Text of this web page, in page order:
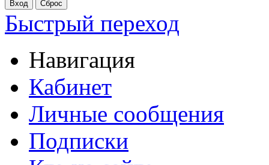
Быстрый переход
Навигация
Кабинет
Личные сообщения
Подписки